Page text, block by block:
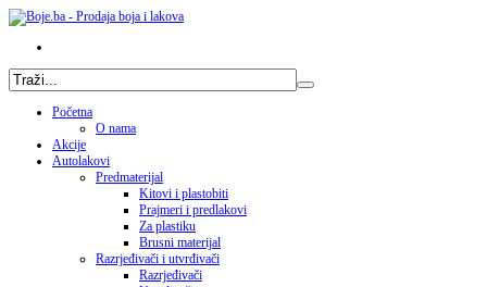
Početna
O nama
Akcije
Autolakovi
Predmaterijal
Kitovi i plastobiti
Prajmeri i predlakovi
Za plastiku
Brusni materijal
Razrjeđivači i utvrđivači
Razrjeđivači